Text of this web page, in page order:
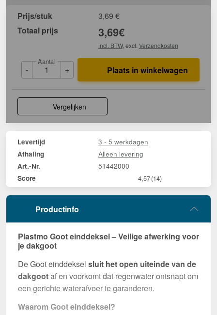
Prijs/stuk 3,69 €
Totaal prijs
3,69€
incl. BTW, excl. Verzendkosten
-
Aantal
+ Plaats in winkelwagen
Vergelijken
Levertijd 3 - 5 werkdagen
Afhaling Alleen levering
Art.-Nr. 51442000
Score 4,57(14)
Productinfo
Plastmo Goot einddeksel – Veilige afwerking voor
je dakgoot
De Goot einddeksel sluit het open uiteinde van de
dakgootaf en voorkomt dat regenwater ontsnapt om
een gerichte waterafvoer te garanderen.
Waarom Goot einddeksel?